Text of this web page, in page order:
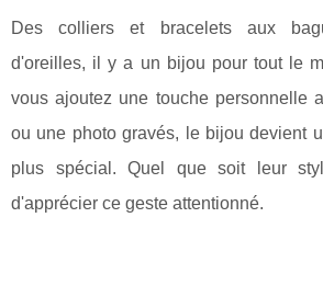
Des colliers et bracelets aux
d'oreilles, il y a un bijou pour tout le
vous ajoutez une touche personnelle
ou une photo gravés, le bijou devient
plus spécial. Quel que soit leur
d'apprécier ce geste attentionné.